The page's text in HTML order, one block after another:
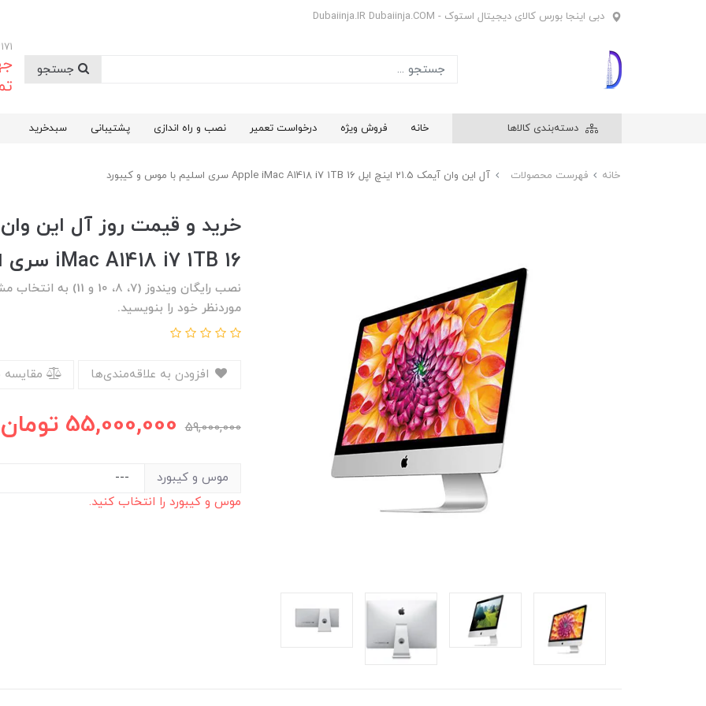
دبی اینجا بورس کالای دیجیتال استوک - Dubaiinja.IR Dubaiinja.COM
دسته‌بندی کالاها خانه فروش ویژه درخواست تعمیر نصب و راه اندازی پشتیبانی سبدخرید
خانه فهرست محصولات آل این وان آیمک 21.5 اینچ اپل Apple iMac A1418 i7 1TB 16 سری اسلیم با موس و کیبورد
iMac A1418 i7 1TB 16 سری اسلیم با موس و کیبورد
نصب رایگان ویندوز
موردنظر خود را بنویسید.
59,000,000
55,000,000 تومان
موس و کیبورد
موس و کیبورد را انتخاب کنید.